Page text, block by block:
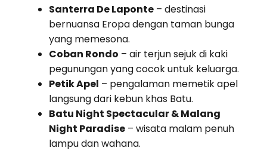
Santerra De Laponte – destinasi
bernuansa Eropa dengan taman bunga
yang memesona.
Coban Rondo – air terjun sejuk di kaki
pegunungan yang cocok untuk keluarga.
Petik Apel – pengalaman memetik apel
langsung dari kebun khas Batu.
Batu Night Spectacular & Malang
Night Paradise – wisata malam penuh
lampu dan wahana.